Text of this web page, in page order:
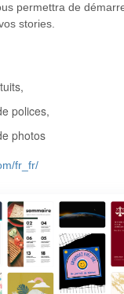
permettra de
stories.
polices,
photos
fr_fr/